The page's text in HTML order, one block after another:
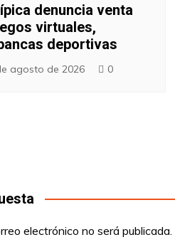
denuncia venta
virtuales,
deportivas
agosto de 2026 0
electrónico no será publicada.